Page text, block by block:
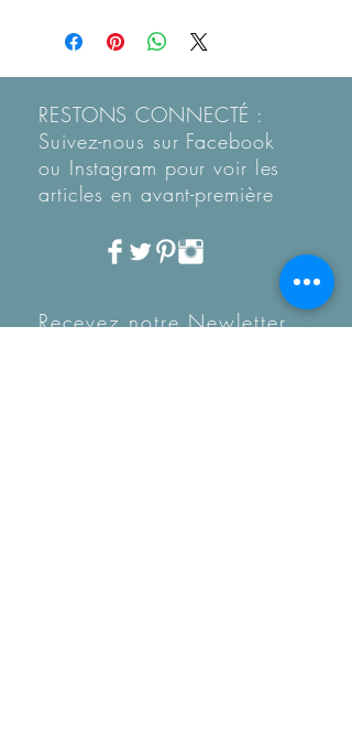
RESTONS CONNECTÉ :
Suivez-nous sur Facebook
ou Instagram pour voir les
articles en avant-première
Recevez notre Newletter